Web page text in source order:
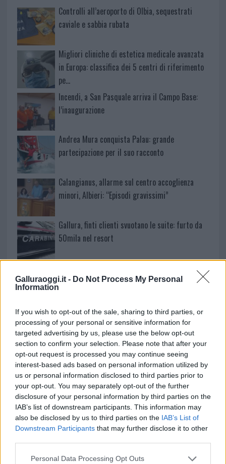
Galluraoggi.it - Do Not Process My Personal
Information
If you wish to opt-out of the sale, sharing to third parties, or
processing of your personal or sensitive information for
targeted advertising by us, please use the below opt-out
section to confirm your selection. Please note that after your
opt-out request is processed you may continue seeing
interest-based ads based on personal information utilized by
us or personal information disclosed to third parties prior to
your opt-out. You may separately opt-out of the further
disclosure of your personal information by third parties on the
IAB’s list of downstream participants. This information may
also be disclosed by us to third parties on the IAB’s List of
Downstream Participants that may further disclose it to other
Please note that this website/app uses one or more Google
Personal Data Processing Opt Outs
Controlli all’aeroporto di Olbia, sequestrati
caviale e sabbia rubata
Migliori cliniche di estetica medicale avanzata
in Europa: classifica dei 5 centri di riferimento
pe…
Incendi, a San Pasquale arriva il Campo Base:
l’inaugurazione
Andrea Mura conquista Palau: grande
partecipazione per il suo racconto
Calangianus, allarme sul centro accoglienza
minori, Albieri: “Episodi gravissimi”
Gallura, finti clienti svuotano le suite: furto da
50mila nel resort
protagonisti
NECROLOGIE
Mario Malu